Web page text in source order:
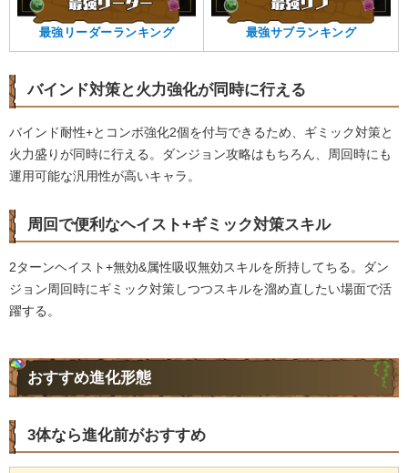
最強リーダーランキング 最強サブランキング
バインド対策と火力強化が同時に行える
バインド耐性+とコンボ強化2個を付与できるため、ギミック対策と
火力盛りが同時に行える。ダンジョン攻略はもちろん、周回時にも
運用可能な汎用性が高いキャラ。
周回で便利なヘイスト+ギミック対策スキル
2ターンヘイスト+無効&属性吸収無効スキルを所持してちる。ダン
ジョン周回時にギミック対策しつつスキルを溜め直したい場面で活
躍する。
おすすめ進化形態
3体なら進化前がおすすめ